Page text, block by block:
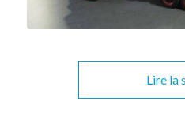
Lire la